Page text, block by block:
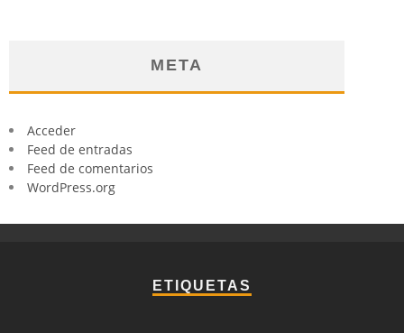
META
Acceder
Feed de entradas
Feed de comentarios
WordPress.org
ETIQUETAS